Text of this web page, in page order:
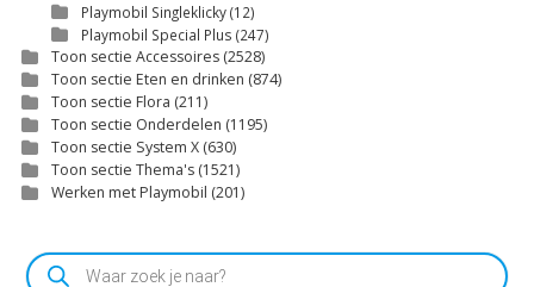
Playmobil Singleklicky(12)
Playmobil Special Plus (247)
Toon sectie Accessoires (2528)
Toon sectie Eten en drinken (874)
Toon sectie Flora (211)
Toon sectie Onderdelen (1195)
Toon sectie System X (630)
Toon sectie Thema's (1521)
Werken met Playmobil (201)
Producten
zoeken